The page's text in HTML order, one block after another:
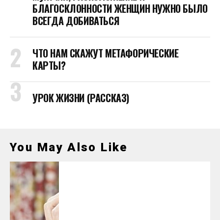
БЛАГОСКЛОННОСТИ ЖЕНЩИН НУЖНО БЫЛО
ВСЕГДА ДОБИВАТЬСЯ
ЧТО НАМ СКАЖУТ МЕТАФОРИЧЕСКИЕ
КАРТЫ?
УРОК ЖИЗНИ (РАССКАЗ)
You May Also Like